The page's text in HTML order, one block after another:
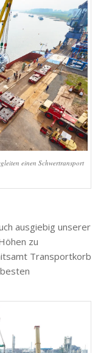
einen Schwertransport
ausgiebig unserer
zu
Transportkorb